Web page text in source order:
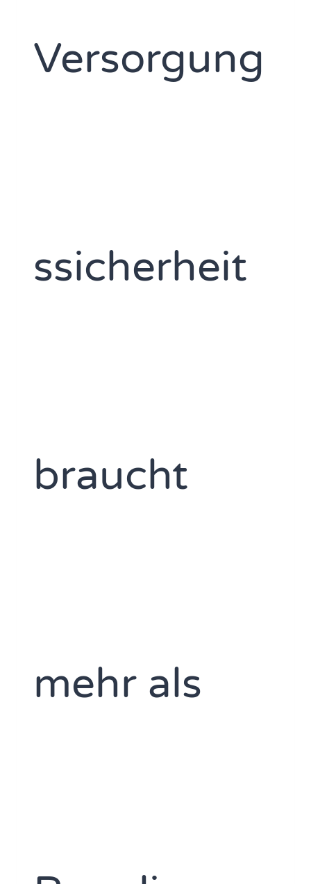
Versorgung
ssicherheit
braucht
mehr als